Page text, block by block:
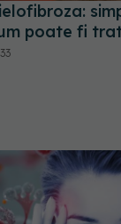
poate fi